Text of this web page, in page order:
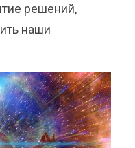
решений,
наши